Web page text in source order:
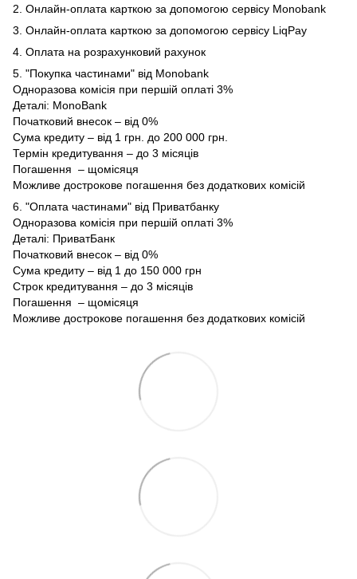
2. Онлайн-оплата карткою за допомогою сервісу Monobank
3. Онлайн-оплата карткою за допомогою сервісу LiqPay
4. Оплата на розрахунковий рахунок
5. "Покупка частинами" від Monobank
Одноразова комісія при першій оплаті 3%
Деталі: MonoBank
Початковий внесок – від 0%
Сума кредиту – від 1 грн. до 200 000 грн.
Термін кредитування – до 3 місяців
Погашення – щомісяця
Можливе дострокове погашення без додаткових комісій
6. "Оплата частинами" від Приватбанку
Одноразова комісія при першій оплаті 3%
Деталі: ПриватБанк
Початковий внесок – від 0%
Сума кредиту – від 1 до 150 000 грн
Строк кредитування – до 3 місяців
Погашення – щомісяця
Можливе дострокове погашення без додаткових комісій